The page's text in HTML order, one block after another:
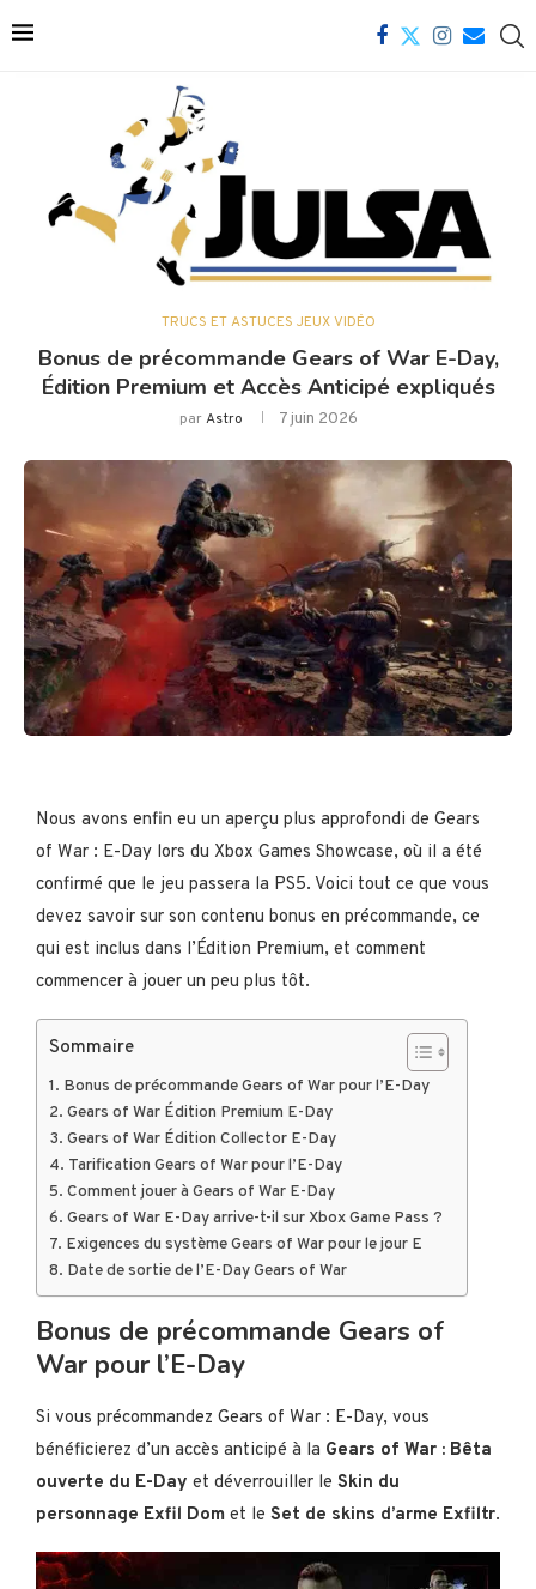
TRUCS ET ASTUCES JEUX VIDÉO
Bonus de précommande Gears of War E-Day,
Édition Premium et Accès Anticipé expliqués
parAstro 7 juin 2026
Nous avons enfin eu un aperçu plus approfondi de Gears
of War : E-Day lors du Xbox Games Showcase, où il a été
confirmé que le jeu passera la PS5. Voici tout ce que vous
devez savoir sur son contenu bonus en précommande, ce
qui est inclus dans l’Édition Premium, et comment
commencer à jouer un peu plus tôt.
Sommaire
Bonus de précommande Gears of War pour l’E-Day
Gears of War Édition Premium E-Day
Gears of War Édition Collector E-Day
Tarification Gears of War pour l’E-Day
Comment jouer à Gears of War E-Day
Gears of War E-Day arrive-t-il sur Xbox Game Pass ?
Exigences du système Gears of War pour le jour E
Date de sortie de l’E-Day Gears of War
Bonus de précommande Gears of
War pour l’E-Day
Si vous précommandez Gears of War : E-Day, vous
bénéficierez d’un accès anticipé à la Gears of War : Bêta
ouverte du E-Day et déverrouiller le Skin du
personnage Exfil Dom et le Set de skins d’arme Exfiltr.